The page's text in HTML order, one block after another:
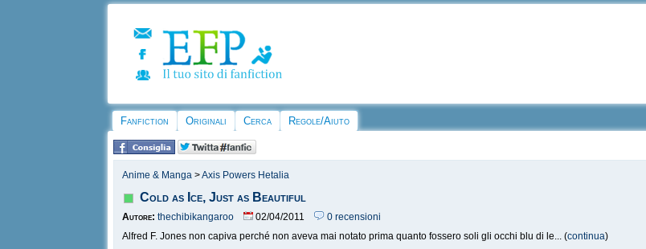
Fanfiction Originali Cerca Regole/Aiuto
Anime & Manga >Axis Powers Hetalia
Cold as Ice, Just as Beautiful
Autore: thechibikangaroo 02/04/2011
0 recensioni
Alfred F. Jones non capiva perché non aveva mai notato prima quanto fossero soli gli occhi blu di le... (continua)